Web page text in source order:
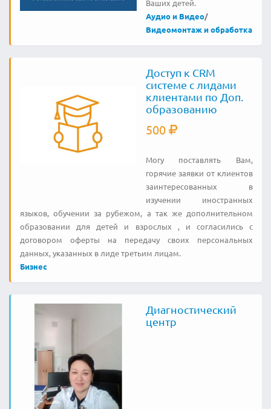
Ваших детей.
Аудио и Видео/
Видеомонтаж и обработка
Доступ к CRM
системе с лидами
клиентами по Доп.
образованию
500
Могу поставлять Вaм,
горячие заявки от клиентов
заинтересованных в
изучении иностранных
языков, обучении за рубежом, а так же дополнительном
образовании для детей и взрослых , и согласились с
договором оферты на передачу своих персональных
данных, указанных в лиде третьим лицам.
Бизнес
Диагностический
центр